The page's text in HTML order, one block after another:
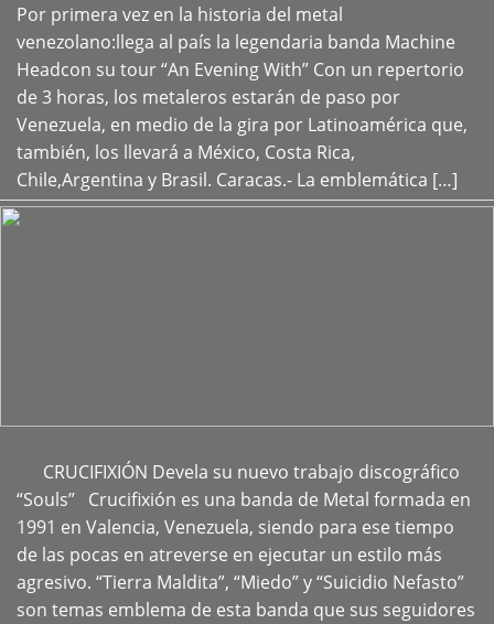
Por primera vez en la historia del metal
venezolano:llega al país la legendaria banda Machine
Headcon su tour “An Evening With” Con un repertorio
de 3 horas, los metaleros estarán de paso por
Venezuela, en medio de la gira por Latinoamérica que,
también, los llevará a México, Costa Rica,
Chile,Argentina y Brasil. Caracas.- La emblemática […]
+
CRUCIFIXIÓN Devela su nuevo trabajo discográfico
“Souls” Crucifixión es una banda de Metal formada en
1991 en Valencia, Venezuela, siendo para ese tiempo
de las pocas en atreverse en ejecutar un estilo más
agresivo. “Tierra Maldita”, “Miedo” y “Suicidio Nefasto”
son temas emblema de esta banda que sus seguidores
+